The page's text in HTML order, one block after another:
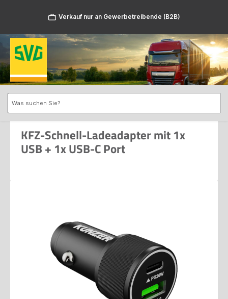
Verkauf nur an Gewerbetreibende (B2B)
KFZ-Schnell-Ladeadapter mit 1x
USB + 1x USB-C Port